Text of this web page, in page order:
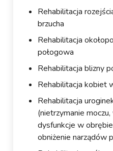
Rehabilitacja
brzucha
Rehabilitacja
połogowa
Rehabilitacja blizny
Rehabilitacja kobiet
Rehabilitacja
(nietrzymanie
dysfunkcje w
obniżenie narządów